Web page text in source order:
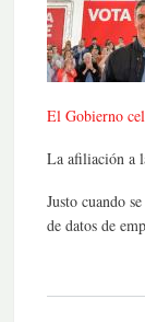
El Gobierno
La afiliación a
Justo cuando
de datos de